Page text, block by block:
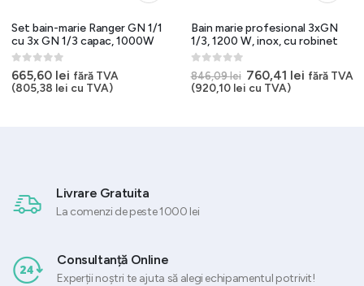
Set bain-marie Ranger GN 1/1
cu 3x GN 1/3 capac, 1000W
0out of 5
665,60 lei fără TVA
(805,38 lei cu TVA)
Bain marie profesional 3xGN
1/3, 1200 W, inox, cu robinet
0out of 5
846,09lei Prețul
inițial
760,41 lei Prețul
fără TVA
(920,10 lei cu TVA)
Livrare Gratuita
La comenzi de peste 1000 lei
Consultanță Online
Experții noștri te ajuta să alegi echipamentul potrivit!